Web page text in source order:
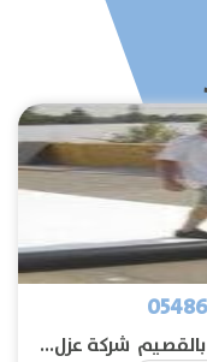
شركة عزل...